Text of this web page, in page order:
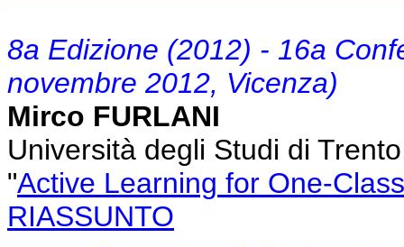
8a Edizione (2012) - 16a
novembre 2012, Vicenza)
Mirco FURLANI
Università degli Studi di
"Active Learning for One-
RIASSUNTO